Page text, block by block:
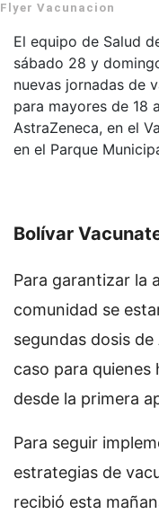
Flyer Vacunacion
El equipo de Salud
sábado 28 y
nuevas jornadas de
para mayores de 18
AstraZeneca, en el
en el Parque
Bolívar
Para garantizar la
comunidad se
segundas dosis
caso para
desde la primera
Para seguir
estrategias de
recibió esta